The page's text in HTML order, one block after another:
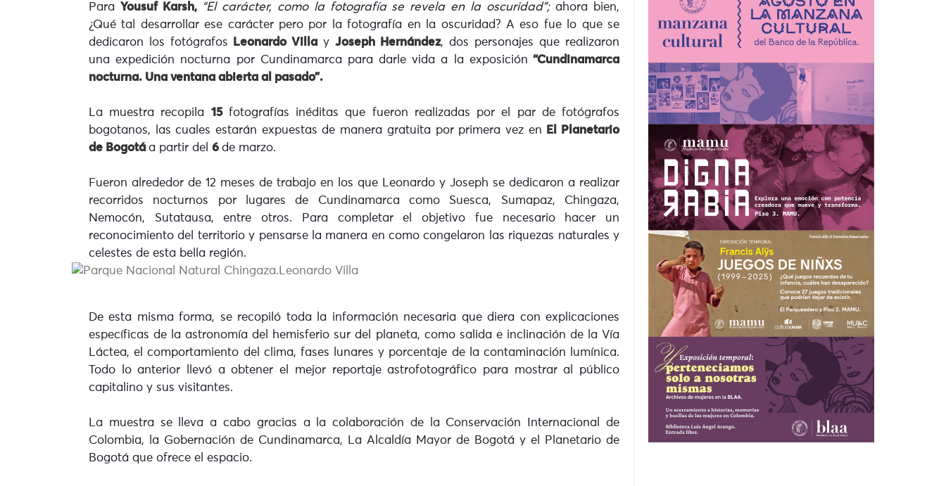
Para Yousuf Karsh, “El carácter, como la fotografía se revela en la oscuridad”;ahora bien,
¿Qué tal desarrollar ese carácter pero por la fotografía en la oscuridad? A eso fue lo que se
dedicaron los fotógrafos Leonardo Villa y Joseph Hernández, dos personajes que realizaron
una expedición nocturna por Cundinamarca para darle vida a la exposición “Cundinamarca
nocturna. Una ventana abierta al pasado”.
La muestra recopila 15fotografías inéditas que fueron realizadas por el par de fotógrafos
bogotanos, las cuales estarán expuestas de manera gratuita por primera vez en
El Planetario
de Bogotá a partir del 6 de marzo.
Fueron alrededor de 12 meses de trabajo en los que Leonardo y Joseph se dedicaron a realizar
recorridos nocturnos por lugares de Cundinamarca como Suesca, Sumapaz, Chingaza,
Nemocón, Sutatausa, entre otros. Para completar el objetivo fue necesario hacer un
reconocimiento del territorio y pensarse la manera en como congelaron las riquezas naturales y
celestes de esta bella región.
De esta misma forma, se recopiló toda la información necesaria que diera con explicaciones
específicas de la astronomía del hemisferio sur del planeta, como salida e inclinación de la Vía
Láctea, el comportamiento del clima, fases lunares y porcentaje de la contaminación lumínica.
Todo lo anterior llevó a obtener el mejor reportaje astrofotográfico para mostrar al público
capitalino y sus visitantes.
La muestra se lleva a cabo gracias a la colaboración de la Conservación Internacional de
Colombia, la Gobernación de Cundinamarca, La Alcaldía Mayor de Bogotá y el Planetario de
Bogotá que ofrece el espacio.